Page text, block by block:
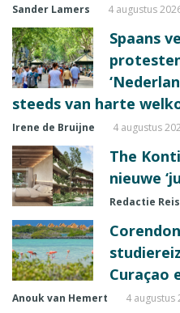
Sander Lamers 4 augustus
Spaans
steeds van harte
Irene de Bruijne 4 augustus
The
nieuwe
Redactie
Curaçao
Anouk van Hemert 4 augustus